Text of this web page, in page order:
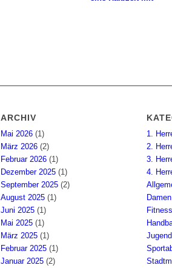
ARCHIV
Mai 2026 (1)
März 2026 (2)
Februar 2026 (1)
Dezember 2025 (1)
September 2025 (2)
August 2025 (1)
Juni 2025 (1)
Mai 2025 (1)
März 2025 (1)
Februar 2025 (1)
Januar 2025 (2)
1.
2.
3.
4.
Damen
Fitness